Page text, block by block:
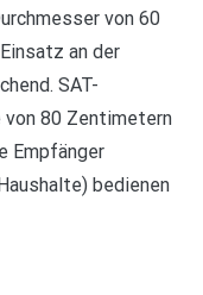
von 60
an der
SAT-
von 80 Zentimetern
Empfänger
bedienen